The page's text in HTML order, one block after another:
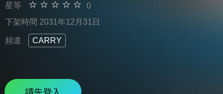
星等
0
下架時間 2031年12月31日
頻道 CARRY